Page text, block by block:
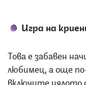
Игра на
Това е забавен
любимец, а още
включите цялото